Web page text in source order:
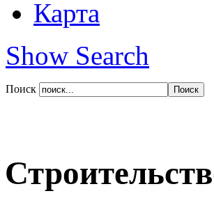
Карта
Show Search
Поиск